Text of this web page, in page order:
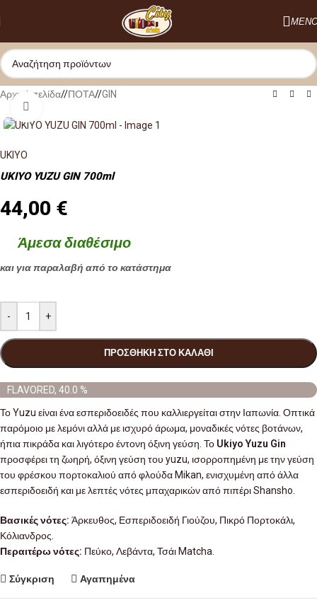
Αρχική σελίδα/ ΠΟΤΑ/ GIN
UKIYO
UKIYO YUZU GIN 700ml
44,00 €
Άμεσα διαθέσιμο
και για παραλαβή από το κατάστημα
- +
ΠΡΟΣΘΉΚΗ ΣΤΟ ΚΑΛΆΘΙ
FLAVORED, 40.0 %
Το Yuzu είναι ένα εσπεριδοειδές που καλλιεργείται στην Ιαπωνία. Οπτικά
παρόμοιο με λεμόνι αλλά με ισχυρό άρωμα, μοναδικές νότες βοτάνων,
ήπια πικράδα και λιγότερο έντονη όξινη γεύση. Το Ukiyo Yuzu Gin
προσφέρει τη ζωηρή, όξινη γεύση του yuzu, ισορροπημένη με την γεύση
του φρέσκου πορτοκαλιού από φλούδα Mikan, ενισχυμένη από άλλα
εσπεριδοειδή και με λεπτές νότες μπαχαρικών από πιπέρι Shansho.
Βασικές νότες: Άρκευθος, Εσπεριδοειδή Γιούζου, Πικρό Πορτοκάλι,
Κόλιανδρος.
Περαιτέρω νότες: Πεύκο, Λεβάντα, Τσάι Matcha.
Σύγκριση Αγαπημένα